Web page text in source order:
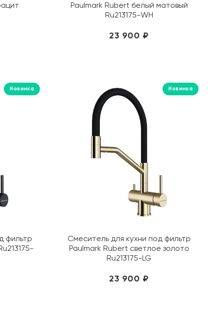
Comforty
El Molino
Energie Ker
EQUIL
Esbano
Esse
Eurotile (Индия)
Eurotile Ceramica (Иран)
Geberit
Geotiles
Glassiko
Paulmark Rubert белый матовый
Ru213175-WH
23 900 ₽
Новинка
фильтр
Новинка
Смеситель для кухни под фильтр
Paulmark Rubert светлое золото
Ru213175-LG
23 900 ₽